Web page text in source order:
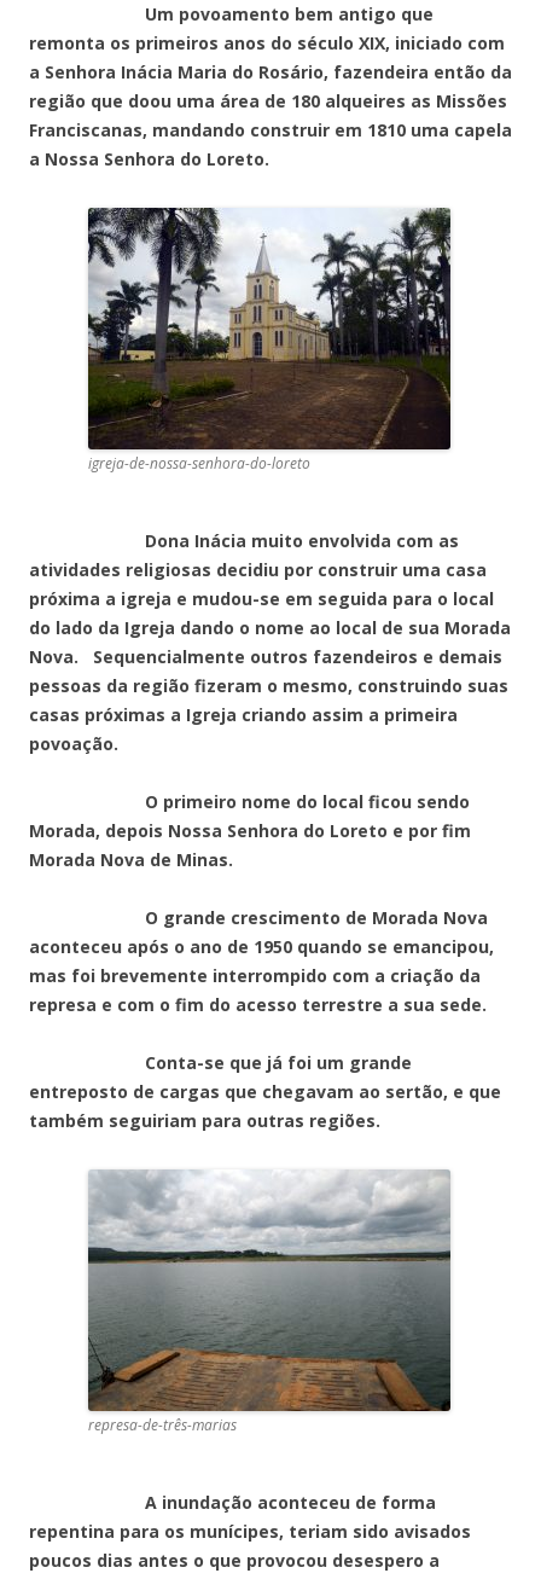
Um povoamento bem antigo que
remonta os primeiros anos do século XIX, iniciado com
a Senhora Inácia Maria do Rosário, fazendeira então da
região que doou uma área de 180 alqueires as Missões
Franciscanas, mandando construir em 1810 uma capela
a Nossa Senhora do Loreto.
igreja-de-nossa-senhora-do-loreto
Dona Inácia muito envolvida com as
atividades religiosas decidiu por construir uma casa
próxima a igreja e mudou-se em seguida para o local
do lado da Igreja dando o nome ao local de sua Morada
Nova. Sequencialmente outros fazendeiros e demais
pessoas da região fizeram o mesmo, construindo suas
casas próximas a Igreja criando assim a primeira
povoação.
O primeiro nome do local ficou sendo
Morada, depois Nossa Senhora do Loreto e por fim
Morada Nova de Minas.
O grande crescimento de Morada Nova
aconteceu após o ano de 1950 quando se emancipou,
mas foi brevemente interrompido com a criação da
represa e com o fim do acesso terrestre a sua sede.
Conta-se que já foi um grande
entreposto de cargas que chegavam ao sertão, e que
também seguiriam para outras regiões.
represa-de-três-marias
A inundação aconteceu de forma
repentina para os munícipes, teriam sido avisados
poucos dias antes o que provocou desespero a